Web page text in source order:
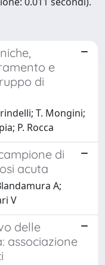
e
di
T. Mongini;
P. Rocca
di
acuta
A;
V
delle
associazione